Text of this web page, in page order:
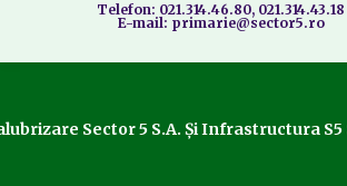
Telefon: 021.314.46.80, 021.314.43.18
E-mail: primarie@sector5.ro
Sector 5 S.A. Și